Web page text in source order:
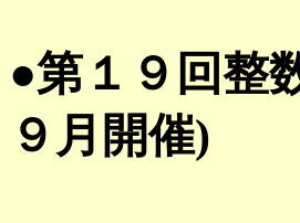
●第１９回整
９月開催)